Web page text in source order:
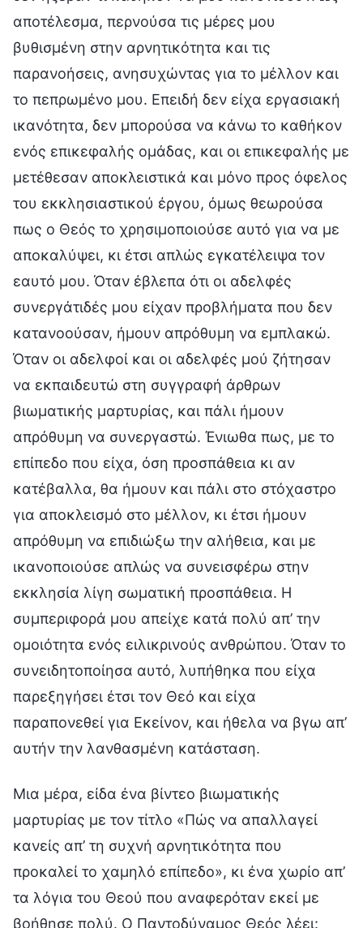
αποτέλεσμα, περνούσα τις μέρες μου
βυθισμένη στην αρνητικότητα και τις
παρανοήσεις, ανησυχώντας για το μέλλον και
το πεπρωμένο μου. Επειδή δεν είχα εργασιακή
ικανότητα, δεν μπορούσα να κάνω το καθήκον
ενός επικεφαλής ομάδας, και οι επικεφαλής με
μετέθεσαν αποκλειστικά και μόνο προς όφελος
του εκκλησιαστικού έργου, όμως θεωρούσα
πως ο Θεός το χρησιμοποιούσε αυτό για να με
αποκαλύψει, κι έτσι απλώς εγκατέλειψα τον
εαυτό μου. Όταν έβλεπα ότι οι αδελφές
συνεργάτιδές μου είχαν προβλήματα που δεν
κατανοούσαν, ήμουν απρόθυμη να εμπλακώ.
Όταν οι αδελφοί και οι αδελφές μού ζήτησαν
να εκπαιδευτώ στη συγγραφή άρθρων
βιωματικής μαρτυρίας, και πάλι ήμουν
απρόθυμη να συνεργαστώ. Ένιωθα πως, με το
επίπεδο που είχα, όση προσπάθεια κι αν
κατέβαλλα, θα ήμουν και πάλι στο στόχαστρο
για αποκλεισμό στο μέλλον, κι έτσι ήμουν
απρόθυμη να επιδιώξω την αλήθεια, και με
ικανοποιούσε απλώς να συνεισφέρω στην
εκκλησία λίγη σωματική προσπάθεια. Η
συμπεριφορά μου απείχε κατά πολύ απ’ την
ομοιότητα ενός ειλικρινούς ανθρώπου. Όταν το
συνειδητοποίησα αυτό, λυπήθηκα που είχα
παρεξηγήσει έτσι τον Θεό και είχα
παραπονεθεί για Εκείνον, και ήθελα να βγω απ’
αυτήν την λανθασμένη κατάσταση.
Μια μέρα, είδα ένα βίντεο βιωματικής
μαρτυρίας με τον τίτλο «Πώς να απαλλαγεί
κανείς απ’ τη συχνή αρνητικότητα που
προκαλεί το χαμηλό επίπεδο», κι ένα χωρίο απ’
τα λόγια του Θεού που αναφερόταν εκεί με
βοήθησε πολύ. Ο Παντοδύναμος Θεός λέει: